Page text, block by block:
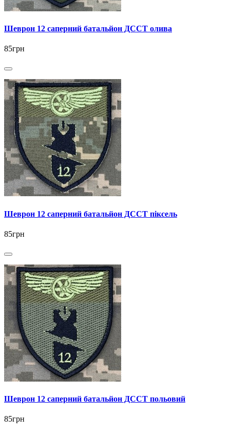
Шеврон 12 саперний батальйон ДССТ олива
85грн
Шеврон 12 саперний батальйон ДССТ піксель
85грн
Шеврон 12 саперний батальйон ДССТ польовий
85грн